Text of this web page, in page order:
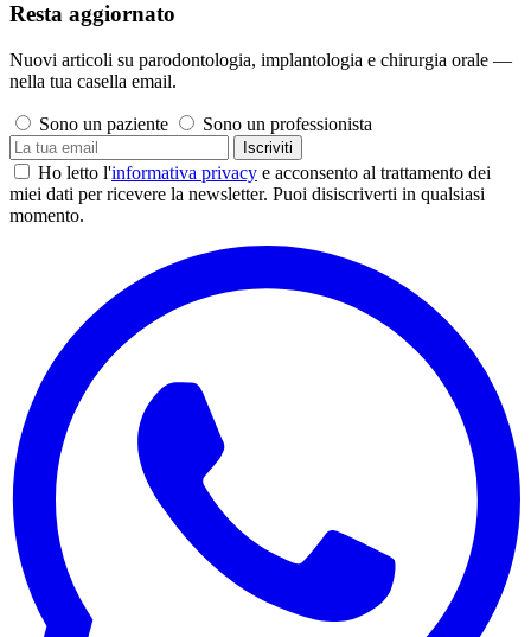
Resta aggiornato
Nuovi articoli su parodontologia, implantologia e chirurgia orale —
nella tua casella email.
Sono un paziente Sono un professionista
Iscriviti
Ho letto l'informativa privacy e acconsento al trattamento dei
miei dati per ricevere la newsletter. Puoi disiscriverti in qualsiasi
momento.